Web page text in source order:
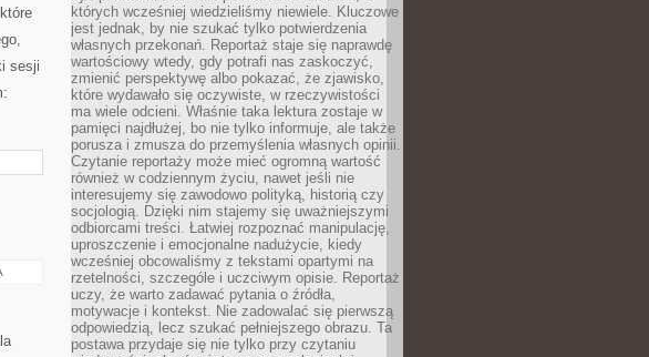
sesji
których wcześniej wiedzieliśmy niewiele. Kluczowe
jest jednak, by nie szukać tylko potwierdzenia
własnych przekonań. Reportaż staje się naprawdę
wartościowy wtedy, gdy potrafi nas zaskoczyć,
zmienić perspektywę albo pokazać, że zjawisko,
które wydawało się oczywiste, w rzeczywistości
ma wiele odcieni. Właśnie taka lektura zostaje w
pamięci najdłużej, bo nie tylko informuje, ale także
porusza i zmusza do przemyślenia własnych opinii.
Czytanie reportaży może mieć ogromną wartość
również w codziennym życiu, nawet jeśli nie
interesujemy się zawodowo polityką, historią czy
socjologią. Dzięki nim stajemy się uważniejszymi
odbiorcami treści. Łatwiej rozpoznać manipulację,
uproszczenie i emocjonalne nadużycie, kiedy
wcześniej obcowaliśmy z tekstami opartymi na
rzetelności, szczególe i uczciwym opisie. Reportaż
uczy, że warto zadawać pytania o źródła,
motywacje i kontekst. Nie zadowalać się pierwszą
odpowiedzią, lecz szukać pełniejszego obrazu. Ta
postawa przydaje się nie tylko przy czytaniu